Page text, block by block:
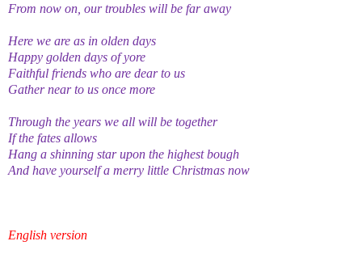
From now on, our troubles will be far away
Here we are as in olden days
Happy golden days of yore
Faithful friends who are dear to us
Gather near to us once more
Through the years we all will be together
If the fates allows
Hang a shinning star upon the highest bough
And have yourself a merry little Christmas now
English version